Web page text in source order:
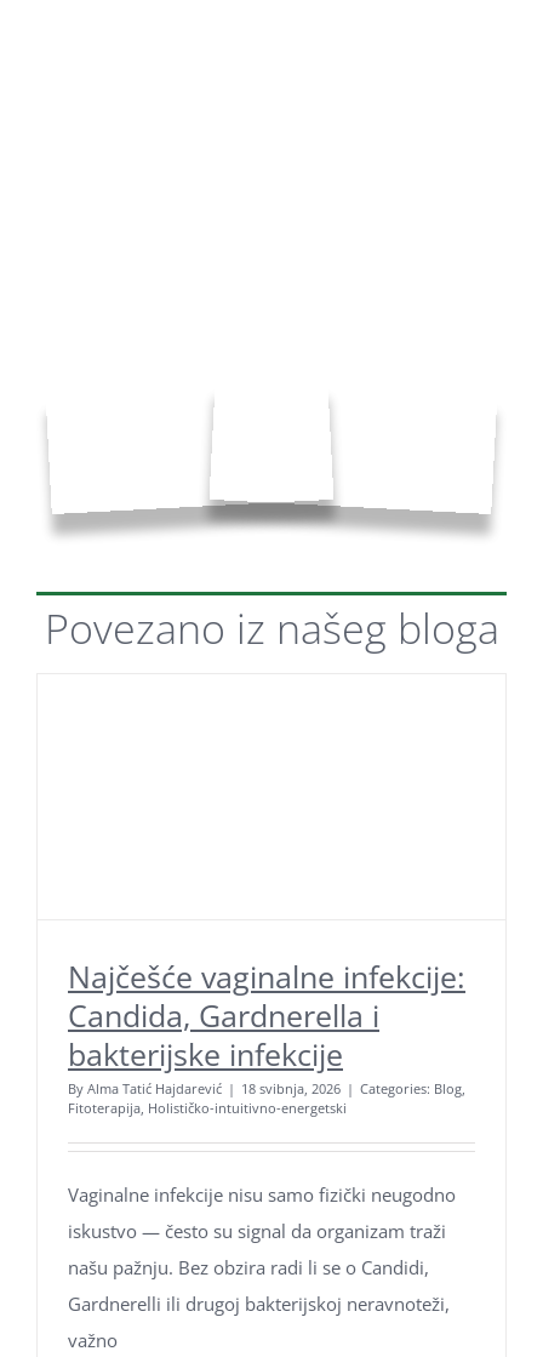
Povezano iz našeg bloga
Najčešće vaginalne infekcije:
Candida, Gardnerella i
bakterijske infekcije
By Alma Tatić Hajdarević | 18 svibnja, 2026 | Categories: Blog,
Fitoterapija, Holističko-intuitivno-energetski
Vaginalne infekcije nisu samo fizički neugodno
iskustvo — često su signal da organizam traži
našu pažnju. Bez obzira radi li se o Candidi,
Gardnerelli ili drugoj bakterijskoj neravnoteži,
važno